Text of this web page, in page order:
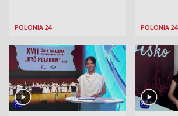
POLONIA 24 POLONIA 24